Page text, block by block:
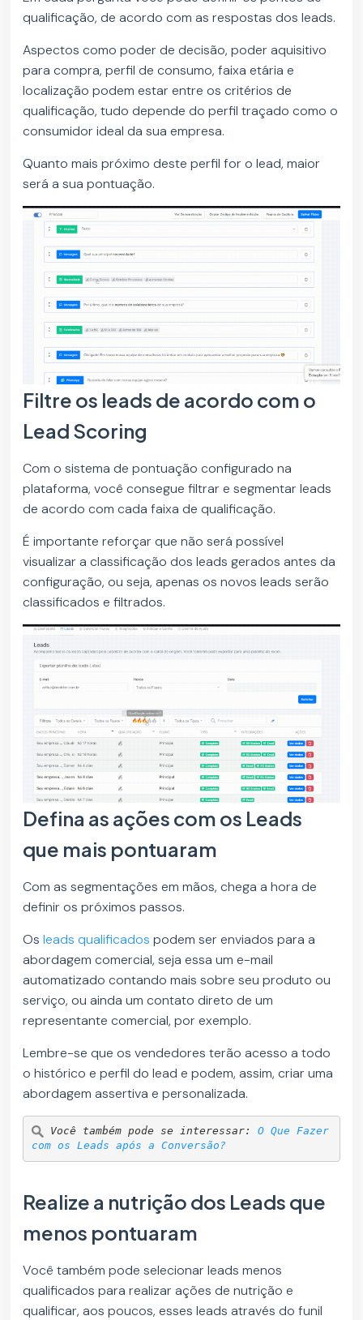
qualificação, de acordo com as respostas dos leads.
Aspectos como poder de decisão, poder aquisitivo
para compra, perfil de consumo, faixa etária e
localização podem estar entre os critérios de
qualificação, tudo depende do perfil traçado como o
consumidor ideal da sua empresa.
Quanto mais próximo deste perfil for o lead, maior
será a sua pontuação.
Filtre os leads de acordo com o
Lead Scoring
Com o sistema de pontuação configurado na
plataforma, você consegue filtrar e segmentar leads
de acordo com cada faixa de qualificação.
É importante reforçar que não será possível
visualizar a classificação dos leads gerados antes da
configuração, ou seja, apenas os novos leads serão
classificados e filtrados.
Defina as ações com os Leads
que mais pontuaram
Com as segmentações em mãos, chega a hora de
definir os próximos passos.
Osleads qualificados podem ser enviados para a
abordagem comercial, seja essa um e-mail
automatizado contando mais sobre seu produto ou
serviço, ou ainda um contato direto de um
representante comercial, por exemplo.
Lembre-se que os vendedores terão acesso a todo
o histórico e perfil do lead e podem, assim, criar uma
abordagem assertiva e personalizada.
Você também pode se interessar: O Que Fazer
com os Leads após a Conversão?
Realize a nutrição dos Leads que
menos pontuaram
Você também pode selecionar leads menos
qualificados para realizar ações de nutrição e
qualificar, aos poucos, esses leads através do funil